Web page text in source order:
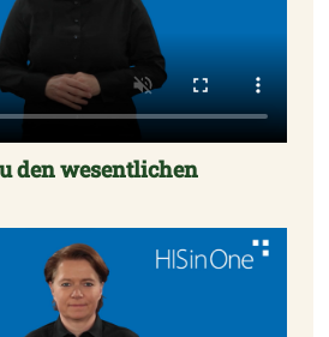
den wesentlichen